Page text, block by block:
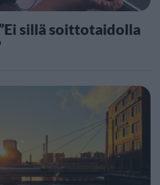
sillä soittotaidolla